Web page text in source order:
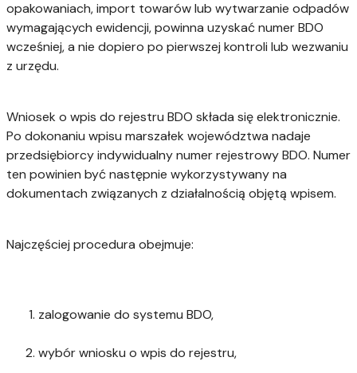
opakowaniach, import towarów lub wytwarzanie odpadów
wymagających ewidencji, powinna uzyskać numer BDO
wcześniej, a nie dopiero po pierwszej kontroli lub wezwaniu
z urzędu.
Wniosek o wpis do rejestru BDO składa się elektronicznie.
Po dokonaniu wpisu marszałek województwa nadaje
przedsiębiorcy indywidualny numer rejestrowy BDO. Numer
ten powinien być następnie wykorzystywany na
dokumentach związanych z działalnością objętą wpisem.
Najczęściej procedura obejmuje:
zalogowanie do systemu BDO,
wybór wniosku o wpis do rejestru,